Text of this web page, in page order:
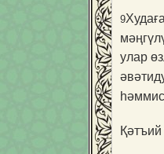
9
улар